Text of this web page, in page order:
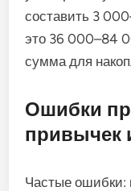
составить 3
это 36 000–84
сумма для
Ошибки
привычек
Частые ошибки: